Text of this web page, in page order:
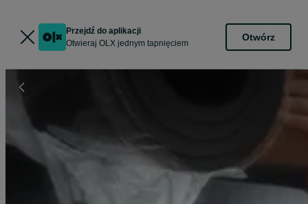
Przejdź do aplikacji
Otwieraj OLX jednym tapnięciem
Otwórz